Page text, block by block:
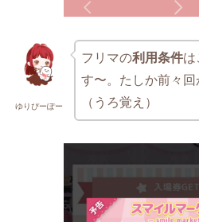
ゆりぴーぽー
フリマの利用条件は
す〜。たしか前々
（うろ覚え）